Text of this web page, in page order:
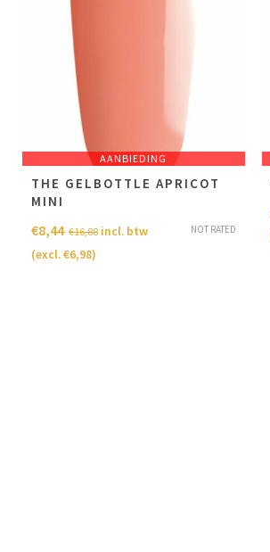
AANBIEDING
THE GELBOTTLE APRICOT
MINI
NOT RATED
€16,88
€8,44
incl. btw
(excl.€6,98)